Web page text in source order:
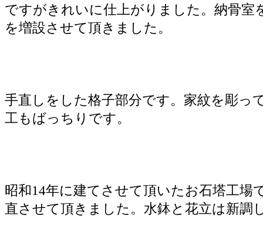
ですがきれいに仕上がりました。納骨室
を増設させて頂きました。
手直しをした格子部分です。家紋を彫っ
工もばっちりです。
昭和14年に建てさせて頂いたお石塔工場
直させて頂きました。水鉢と花立は新調